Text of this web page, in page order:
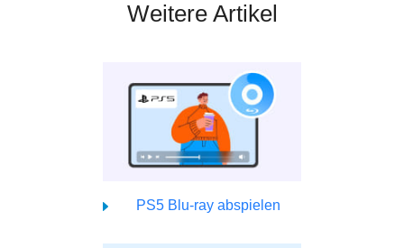
Weitere Artikel
PS5 Blu-ray abspielen